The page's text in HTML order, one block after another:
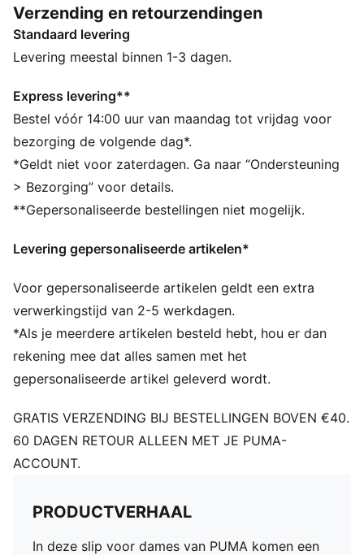
Hoge taille
Gemiddelde dekking
Chloorbestendig
80% polyamide, 20% elastaan
Verzending en retourzendingen
Standaard levering
Levering meestal binnen 1-3 dagen.
Express levering**
Bestel vóór 14:00 uur van maandag tot vrijdag voor
bezorging de volgende dag*.
*Geldt niet voor zaterdagen. Ga naar “Ondersteuning
> Bezorging” voor details.
**Gepersonaliseerde bestellingen niet mogelijk.
Levering gepersonaliseerde artikelen*
Voor gepersonaliseerde artikelen geldt een extra
verwerkingstijd van 2-5 werkdagen.
*Als je meerdere artikelen besteld hebt, hou er dan
rekening mee dat alles samen met het
gepersonaliseerde artikel geleverd wordt.
GRATIS VERZENDING BIJ BESTELLINGEN BOVEN €40.
60 DAGEN RETOUR ALLEEN MET JE PUMA-
ACCOUNT.
PRODUCTVERHAAL
In deze slip voor dames van PUMA komen een